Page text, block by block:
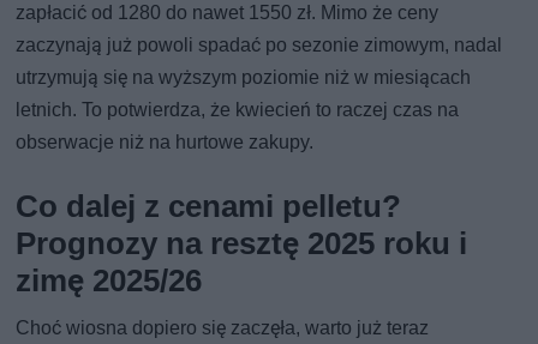
zapłacić od 1280 do nawet 1550 zł. Mimo że ceny
zaczynają już powoli spadać po sezonie zimowym, nadal
utrzymują się na wyższym poziomie niż w miesiącach
letnich. To potwierdza, że kwiecień to raczej czas na
obserwacje niż na hurtowe zakupy.
Co dalej z cenami pelletu?
Prognozy na resztę 2025 roku i
zimę 2025/26
Choć wiosna dopiero się zaczęła, warto już teraz